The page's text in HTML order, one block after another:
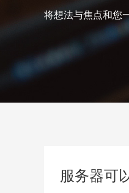
将想法与焦点和您
服务器可